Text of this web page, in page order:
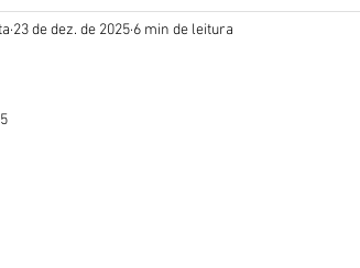
miofascial Dietética chinesa
23 de dez. de 2025 6 min de leitura